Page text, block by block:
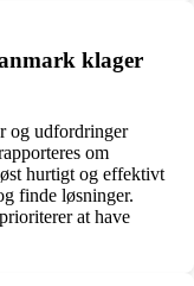
klager
og udfordringer
om
hurtigt og effektivt
finde løsninger.
at have